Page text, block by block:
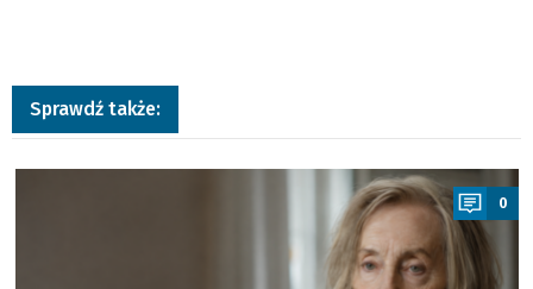
Sprawdź także:
a
0